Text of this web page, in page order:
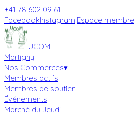
+41 78 602 09 61
FacebookInstagram|Espace membre·
UCOM
Martigny
Nos Commerces▾
Membres actifs
Membres de soutien
Événements
Marché du Jeudi